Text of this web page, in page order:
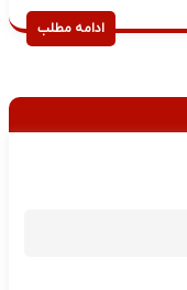
ادامه مطلب